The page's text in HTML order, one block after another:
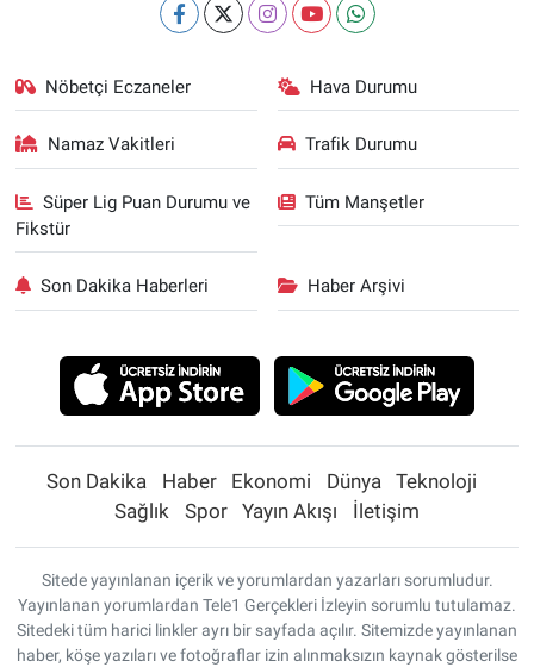
Nöbetçi Eczaneler Hava Durumu
Namaz Vakitleri Trafik Durumu
Süper Lig Puan Durumu ve
Fikstür
Tüm Manşetler
Son Dakika Haberleri Haber Arşivi
Son Dakika Haber Ekonomi Dünya
Teknoloji
Sağlık
Spor Yayın Akışı İletişim
Sitede yayınlanan içerik ve yorumlardan yazarları sorumludur.
Yayınlanan yorumlardan Tele1 Gerçekleri İzleyin sorumlu tutulamaz.
Sitedeki tüm harici linkler ayrı bir sayfada açılır. Sitemizde yayınlanan
haber, köşe yazıları ve fotoğraflar izin alınmaksızın kaynak gösterilse